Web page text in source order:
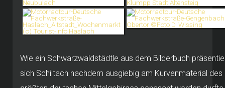
Wie ein Schwarzwaldstädtle aus dem Bilderbuch
sich Schiltach nachdem ausgiebig am Kurvenmaterial des